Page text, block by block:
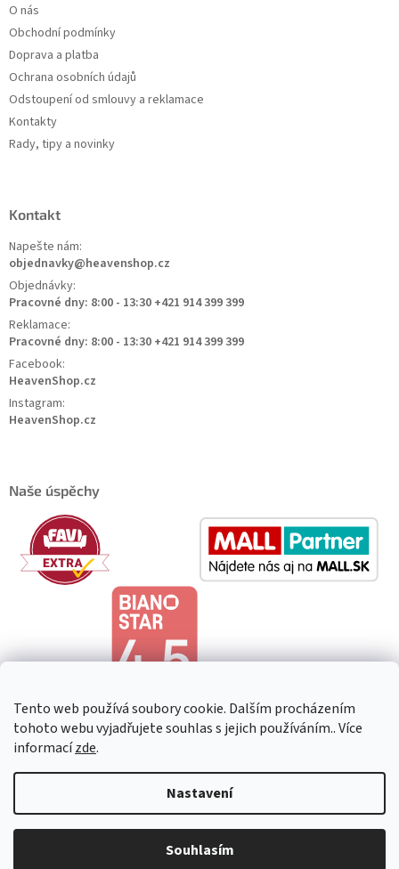
Tento web používá soubory cookie. Dalším procházením
tohoto webu vyjadřujete souhlas s jejich používáním.. Více
informacízde.
Nastavení
Souhlasím
O nás
Obchodní podmínky
Doprava a platba
Ochrana osobních údajů
Odstoupení od smlouvy a reklamace
Kontakty
Rady, tipy a novinky
Kontakt
Napešte nám:
objednavky@heavenshop.cz
Objednávky:
Pracovné dny: 8:00 - 13:30 +421 914 399 399
Reklamace:
Pracovné dny: 8:00 - 13:30 +421 914 399 399
Facebook:
HeavenShop.cz
Instagram:
HeavenShop.cz
Naše úspěchy
Vytvořil Shoptet Premium
HeavenShop. Všechna práva vyhrazena.